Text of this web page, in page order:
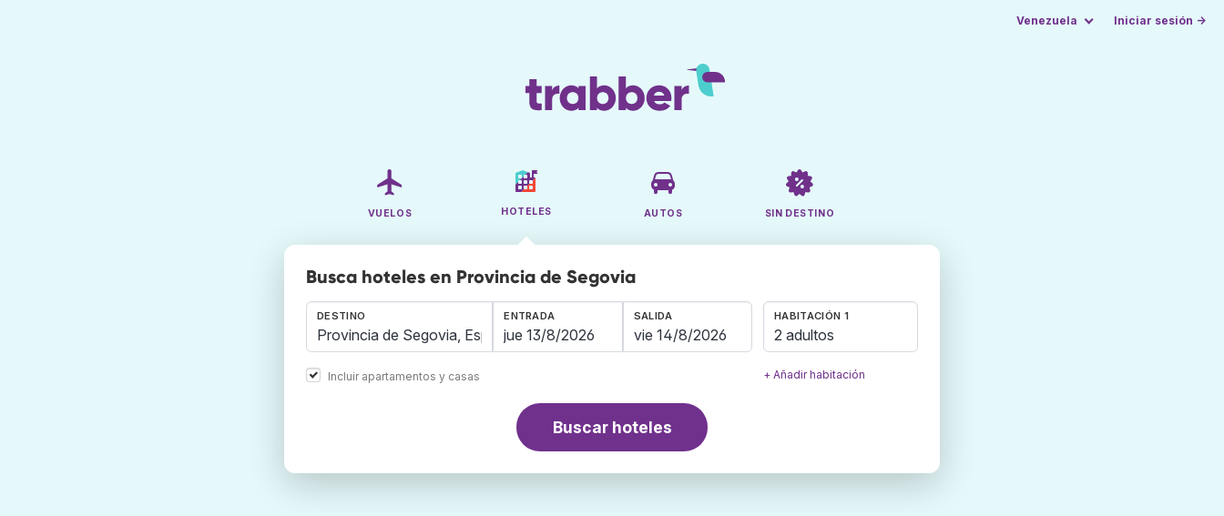
Venezuela Iniciar sesión →
VUELOS HOTELES AUTOS SIN DESTINO
Busca hoteles en Provincia de Segovia
DESTINO
Incluir apartamentos y casas
ENTRADA SALIDA HABITACIÓN 1
2 adultos
+ Añadir habitación
Buscar hoteles